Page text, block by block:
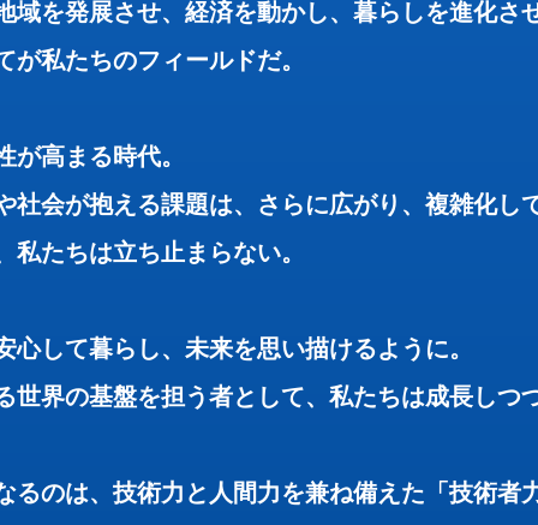
サイトマップ
域を発展させ、経済を動かし、暮らしを進化さ
が私たちのフィールドだ。
が高まる時代。
社会が抱える課題は、さらに広がり、複雑化し
私たちは立ち止まらない。
心して暮らし、未来を思い描けるように。
世界の基盤を担う者として、私たちは成長しつ
るのは、技術力と人間力を兼ね備えた「技術者